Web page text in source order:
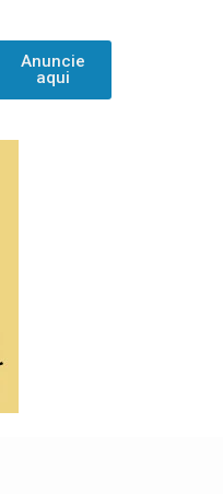
Anuncie
aqui